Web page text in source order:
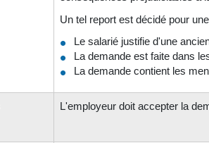
Un tel report est décidé pour
Le salarié justifie d'une
La demande est faite dans
La demande contient les
L'employeur doit accepter la